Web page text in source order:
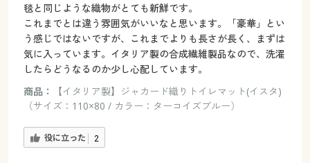
毯と同じような織物がとても新鮮です。
これまでとは違う雰囲気がいいなと思います。「豪華」とい
う感じではないですが、これまでよりも長さが長く、まずは
気に入っています。イタリア製の合成繊維製品なので、洗濯
したらどうなるのか少し心配しています。
商品：
【イタリア製】ジャカード織りトイレマット(イスタ)
（サイズ：110×80 / カラー：ターコイズブルー）
役に立った 2